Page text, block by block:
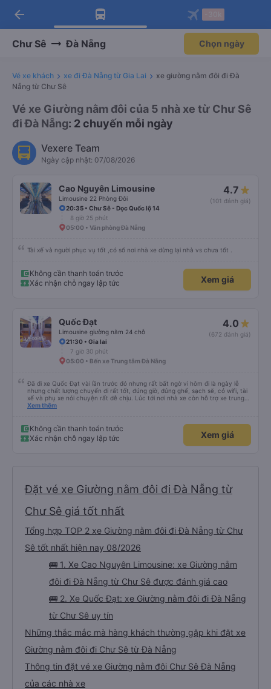
Tải app Vexere ngay!
Nhận ưu đãi thành viên độc
Mở app
Tải app Vexere
-30k/ghế khi đặt vé máy bay qua
Mở app
arrow_back
Chư Sê Đà Nẵng Chọn ngày
Vé xe khách xe đi Đà Nẵng từ Gia Lai
xe giường nằm đôi đi Đà
Nẵng từ Chư Sê
Vé xe Giường nằm đôi của 5 nhà xe từ Chư Sê
đi Đà Nẵng: 2 chuyến mỗi ngày
Vexere Team
Ngày cập nhật: 07/08/2026
Cao Nguyên Limousine
Limousine 22 Phòng Đôi
4.7
(101 đánh giá)
20:35 • Chư Sê - Dọc Quốc lộ 14
8 giờ 25 phút
05:00 • Văn phòng Đà Nẵng
Tài xế và người phục vụ tốt ,có số nơi nhà xe dừng lại nhà vs chưa tốt .
Không cần thanh toán trước
Xác nhận chỗ ngay lập tức
Xem giá
Quốc Đạt
Limousine giường nằm 24 chỗ
4.0
(672 đánh giá)
21:30 • Gia lai
7 giờ 30 phút
05:00 • Bến xe Trung tâm Đà Nẵng
Đã đi xe Quốc Đạt vài lần trước đó nhưng rất bất ngờ vì hôm đi là ngày lễ
nhưng chất lượng chuyến đi rất tốt, đúng giờ, đúng ghế, sạch sẽ, có wifi, tài
xế và phụ xe nói chuyện rất dễ chịu. Lúc tới nơi nhà xe còn hỗ trợ xe trung
chuyển tới tận nhà. 10đ cho nhà xe, hy vọng nhà xe duy trì được chất lượng
Xem thêm
Không cần thanh toán trước
Xác nhận chỗ ngay lập tức
Xem giá
Đặt vé xe Giường nằm đôi đi Đà Nẵng từ
Chư Sê giá tốt nhất
Tổng hợp TOP 2 xe Giường nằm đôi đi Đà Nẵng từ Chư
Sê tốt nhất hiện nay 08/2026
🚌 1. Xe Cao Nguyên Limousine: xe Giường nằm
đôi đi Đà Nẵng từ Chư Sê được đánh giá cao
🚌 2. Xe Quốc Đạt: xe Giường nằm đôi đi Đà Nẵng
từ Chư Sê uy tín
Những thắc mắc mà hàng khách thường gặp khi đặt xe
Giường nằm đôi đi Chư Sê từ Đà Nẵng
Thông tin đặt vé xe Giường nằm đôi Chư Sê Đà Nẵng
của các nhà xe